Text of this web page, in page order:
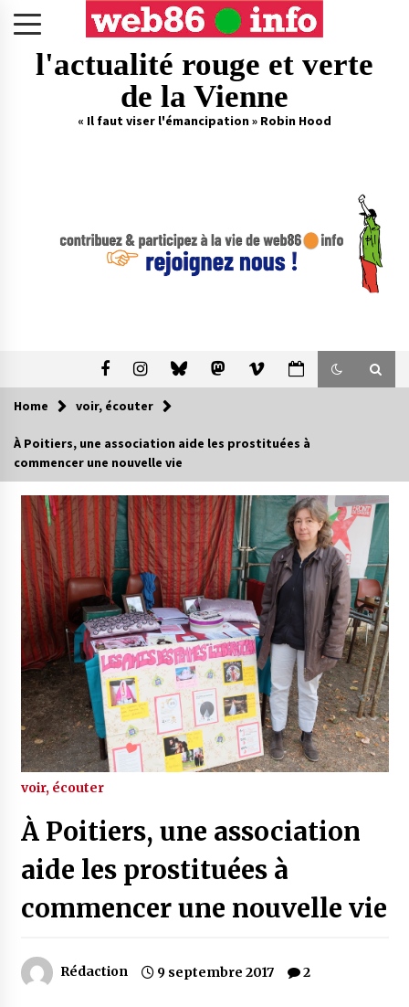
l'actualité rouge et verte
de la Vienne
« Il faut viser l'émancipation » Robin Hood
Home voir, écouter
À Poitiers, une association aide les prostituées à
commencer une nouvelle vie
voir, écouter
À Poitiers, une association
aide les prostituées à
commencer une nouvelle vie
Rédaction 9 septembre 2017 2